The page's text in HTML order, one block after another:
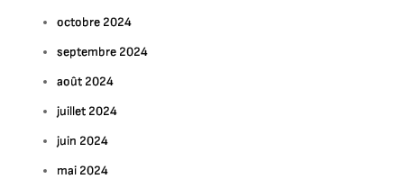
octobre 2024
septembre 2024
août 2024
juillet 2024
juin 2024
mai 2024